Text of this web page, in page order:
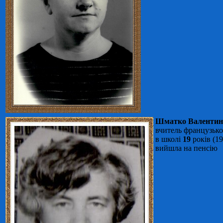
Шматко
вчитель
в школі 19 років
вийшла на пенсію